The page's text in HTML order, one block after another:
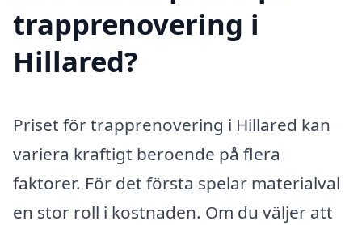
trapprenovering i
Hillared?
Priset för trapprenovering i Hillared kan
variera kraftigt beroende på flera
faktorer. För det första spelar materialval
en stor roll i kostnaden. Om du väljer att